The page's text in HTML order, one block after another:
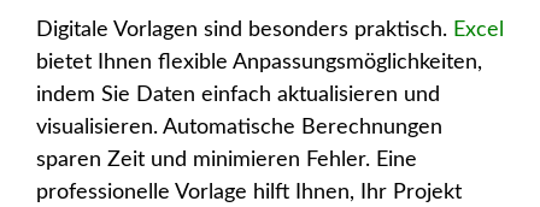
Digitale Vorlagen sind besonders praktisch. Excel
bietet Ihnen flexible Anpassungsmöglichkeiten,
indem Sie Daten einfach aktualisieren und
visualisieren. Automatische Berechnungen
sparen Zeit und minimieren Fehler. Eine
professionelle Vorlage hilft Ihnen, Ihr Projekt